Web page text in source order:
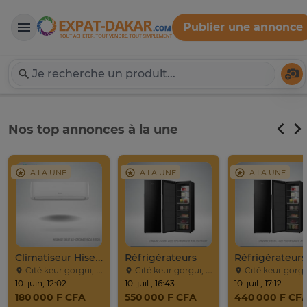
Expat-Dakar
Publier une annonce
Nos top annonces à la une
A LA UNE
Climatiseur Hisense Split AS-09CR
Cité keur gorgui, Dakar
10. juin, 12:02
180 000 F CFA
A LA UNE
Réfrigérateurs
Cité keur gorgui, Dakar
10. juil., 16:43
550 000 F CFA
A LA UNE
Réfrigérateurs
Cité keur gorgui,
10. juil., 17:12
440 000 F